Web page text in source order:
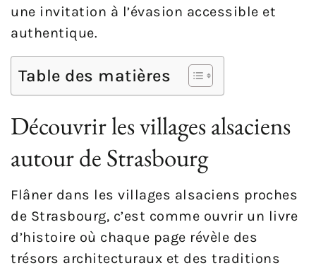
une invitation à l’évasion accessible et
authentique.
Table des matières
Découvrir les villages alsaciens
autour de Strasbourg
Flâner dans les villages alsaciens proches
de Strasbourg, c’est comme ouvrir un livre
d’histoire où chaque page révèle des
trésors architecturaux et des traditions